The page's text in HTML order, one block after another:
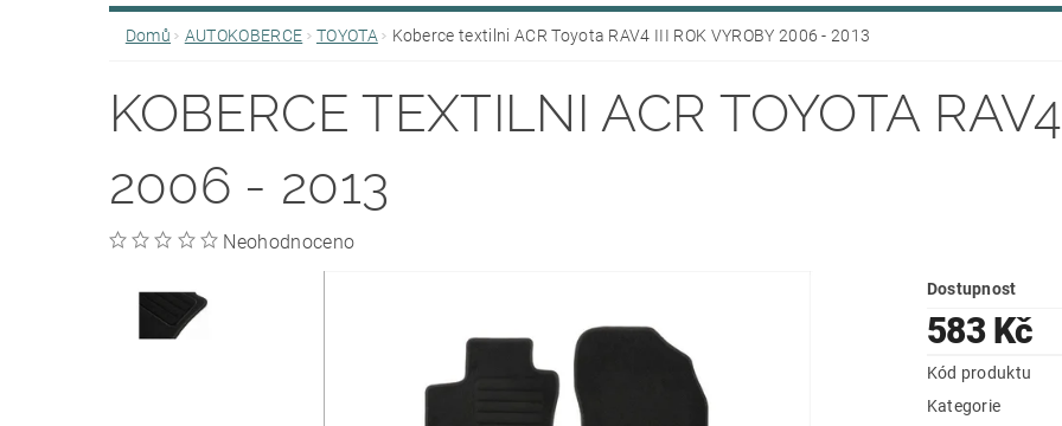
Domů AUTOKOBERCE TOYOTA Koberce textilni ACR Toyota RAV4 III ROK VYROBY 2006 - 2013
KOBERCE TEXTILNI ACR TOYOTA
2006 - 2013
Neohodnoceno
Dostupnost
583 Kč
Kód produktu
Kategorie